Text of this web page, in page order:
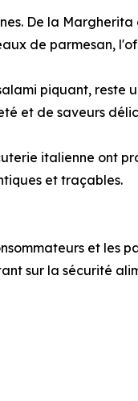
De la Margherita
de parmesan,
piquant, reste
et de saveurs
italienne ont
et traçables.
et les
sur la sécurité